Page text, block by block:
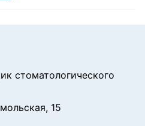
стоматологического
15